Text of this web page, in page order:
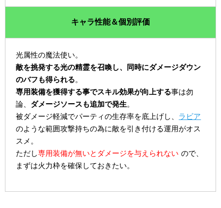
キャラ性能＆個別評価
光属性の魔法使い。
敵を挑発する光の精霊を召喚し、同時にダメージダウン
のバフも得られる。
専用装備を獲得する事でスキル効果が向上する事は勿
論、 ダメージソースも追加で発生。
被ダメージ軽減でパーティの生存率を底上げし、 ラビア
のような範囲攻撃持ちの為に敵を引き付ける運用がオス
スメ。
ただし専用装備が無いとダメージを与えられない ので、
まずは火力枠を確保しておきたい。